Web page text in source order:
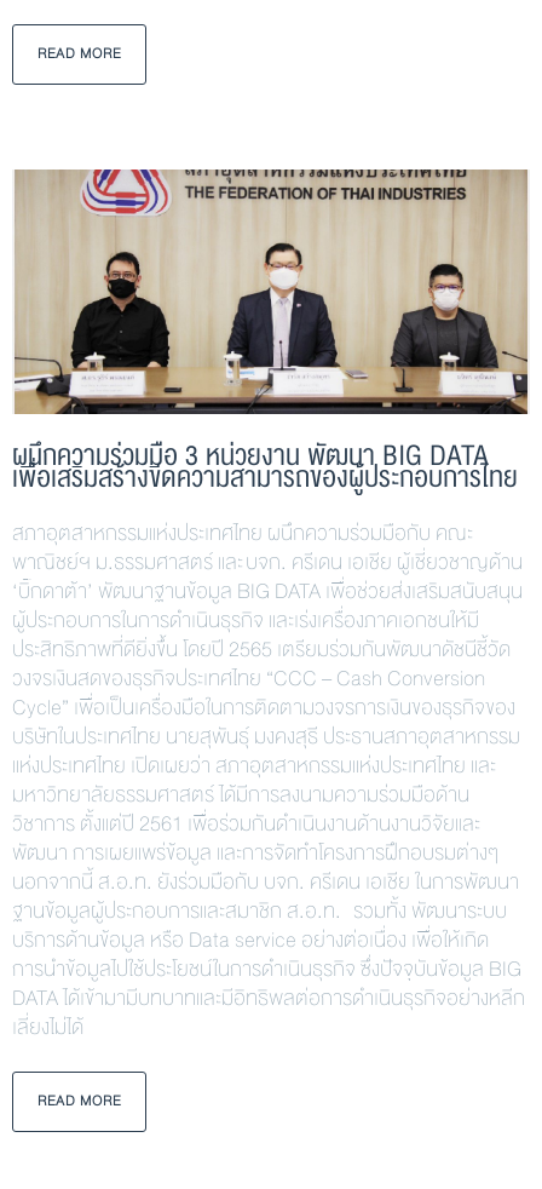
READ MORE
ผนึกความร่วมมือ 3 หน่วยงาน พัฒนา BIG DATA
เพื่อเสริมสร้างขีดความสามารถของผู้ประกอบการไทย
สภาอุตสาหกรรมแห่งประเทศไทย ผนึกความร่วมมือกับ คณะ
พาณิชย์ฯ ม.ธรรมศาสตร์ และ บจก. ครีเดน เอเชีย ผู้เชี่ยวชาญด้าน
‘บิ๊กดาต้า’ พัฒนาฐานข้อมูล BIG DATA เพื่อช่วยส่งเสริมสนับสนุน
ผู้ประกอบการในการดำเนินธุรกิจ และเร่งเครื่องภาคเอกชนให้มี
ประสิทธิภาพที่ดียิ่งขึ้น โดยปี 2565 เตรียมร่วมกันพัฒนาดัชนีชี้วัด
วงจรเงินสดของธุรกิจประเทศไทย “CCC – Cash Conversion
Cycle” เพื่อเป็นเครื่องมือในการติดตามวงจรการเงินของธุรกิจของ
บริษัทในประเทศไทย นายสุพันธุ์ มงคงสุธี ประธานสภาอุตสาหกรรม
แห่งประเทศไทย เปิดเผยว่า สภาอุตสาหกรรมแห่งประเทศไทย และ
มหาวิทยาลัยธรรมศาสตร์ ได้มีการลงนามความร่วมมือด้าน
วิชาการ ตั้งแต่ปี 2561 เพื่อร่วมกันดำเนินงานด้านงานวิจัยและ
พัฒนา การเผยแพร่ข้อมูล และการจัดทำโครงการฝึกอบรมต่างๆ
นอกจากนี้ ส.อ.ท. ยังร่วมมือกับ บจก. ครีเดน เอเชีย ในการพัฒนา
ฐานข้อมูลผู้ประกอบการและสมาชิก ส.อ.ท. รวมทั้ง พัฒนาระบบ
บริการด้านข้อมูล หรือ Data service อย่างต่อเนื่อง เพื่อให้เกิด
การนำข้อมูลไปใช้ประโยชน์ในการดำเนินธุรกิจ ซึ่งปัจจุบันข้อมูล BIG
DATA ได้เข้ามามีบทบาทและมีอิทธิพลต่อการดำเนินธุรกิจอย่างหลีก
เลี่ยงไม่ได้
READ MORE